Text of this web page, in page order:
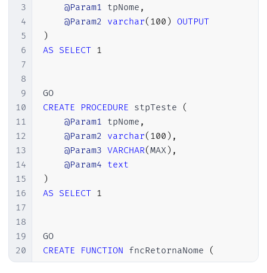
3
4
5
6
7
8
9
10
11
12
13
14
15
16
17
18
19
20
21
@Param1 tpNome ,
@Param2 varchar( 100 ) OUTPUT
)
AS SELECT 1
GO
CREATE
PROCEDURE stpTeste
(
@Param1 tpNome ,
@Param2 varchar( 100 ) ,
@Param3 VARCHAR(MAX) ,
@Param4 text
)
AS SELECT 1
GO
CREATE
FUNCTION fncRetornaNome
(
@Param1 tpNome,